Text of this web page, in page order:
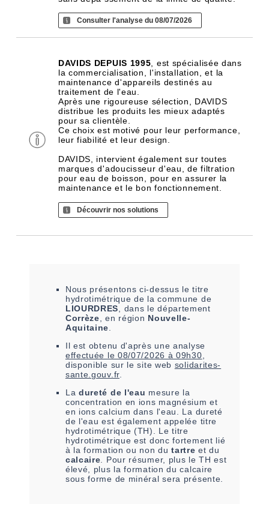
Consulter l'analyse du 08/07/2026
DAVIDS DEPUIS 1995 , est spécialisée dans
la commercialisation, l'installation, et la
maintenance d'appareils destinés au
traitement de l'eau.
Après une rigoureuse sélection, DAVIDS
distribue les produits les mieux adaptés
pour sa clientèle.
Ce choix est motivé pour leur performance,
leur fiabilité et leur design.
DAVIDS, intervient également sur toutes
marques d'adoucisseur d'eau, de filtration
pour eau de boisson, pour en assurer la
maintenance et le bon fonctionnement.
Découvrir nos solutions
Nous présentons ci-dessus le titre
hydrotimétrique de la commune de
LIOURDRES , dans le département
Corrèze , en région Nouvelle-
Aquitaine
Il est obtenu d'après une analyse
effectuée le 08/07/2026 à 09h30
disponible sur le site web solidarites-
sante.gouv.fr.
La dureté de l'eau mesure la
concentration en ions magnésium et
en ions calcium dans l'eau. La dureté
de l'eau est également appelée titre
hydrotimétrique (TH). Le titre
hydrotimétrique est donc fortement lié
à la formation ou non dutartre et du
calcaire . Pour résumer, plus le TH est
élevé, plus la formation du calcaire
sous forme de minéral sera présente.